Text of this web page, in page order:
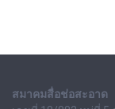
สมาคมสื่อช่อสะอาด